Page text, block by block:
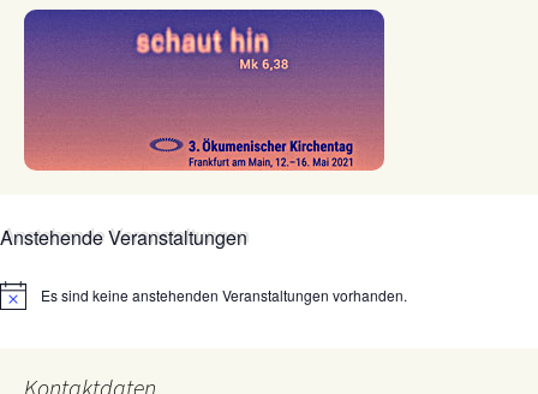
Anstehende Veranstaltungen
HinweisEs sind keine anstehenden Veranstaltungen vorhanden.
Kontaktdaten